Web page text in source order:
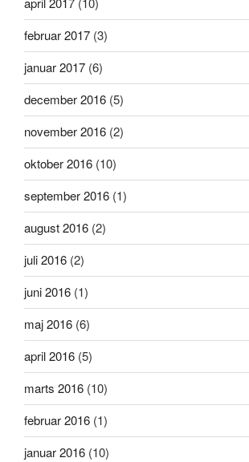
februar 2017 (3)
januar 2017 (6)
december 2016 (5)
november 2016 (2)
oktober 2016 (10)
september 2016 (1)
august 2016 (2)
juli 2016 (2)
juni 2016 (1)
maj 2016 (6)
april 2016 (5)
marts 2016 (10)
februar 2016 (1)
januar 2016 (10)